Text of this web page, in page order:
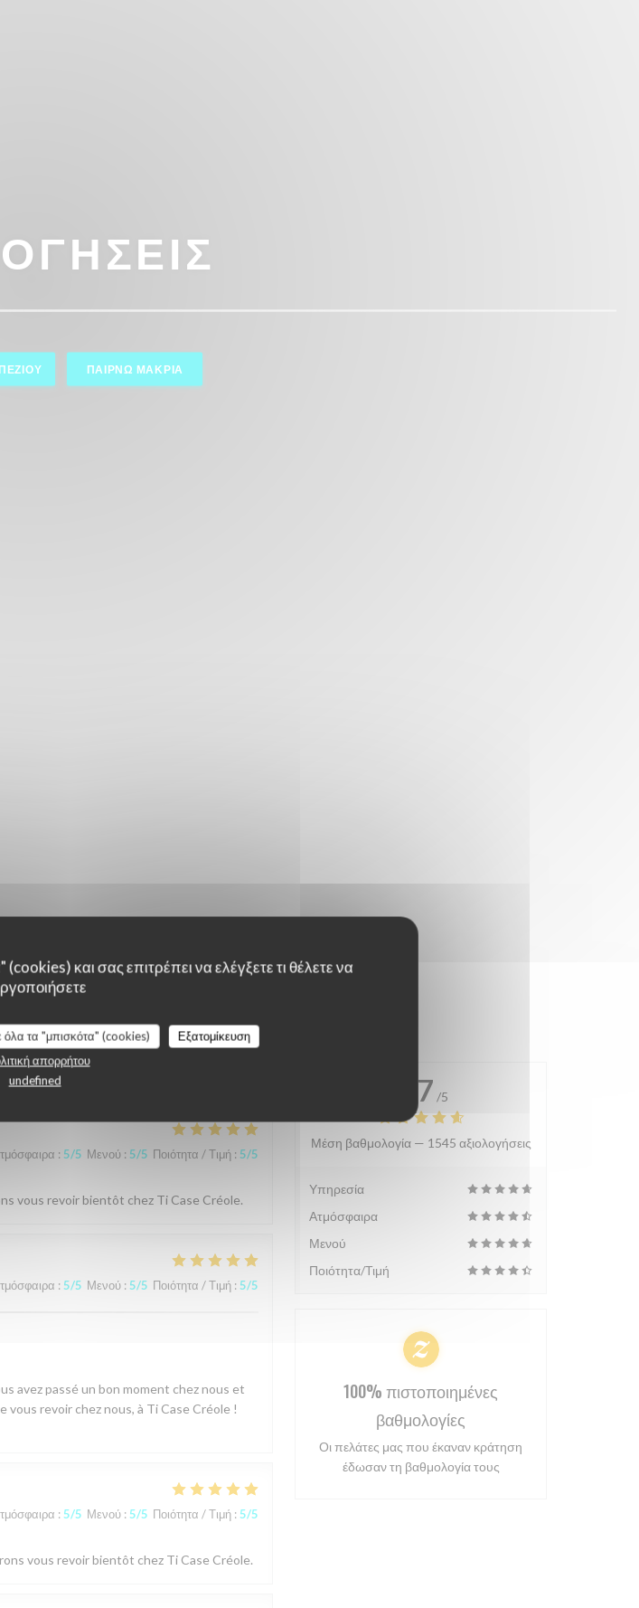
και σας επιτρέπει να ελέγξετε τι θέλετε να
όλα τα "μπισκότα" (cookies)
Εξατομίκευση
απορρήτου
undefined
ΠΑΊΡΝΩ ΜΑΚΡΙΆ
μας
: 5/5 Μενού : 5/5 Ποιότητα / Τιμή : 5/5
vous revoir bientôt chez Ti Case Créole.
: 5/5 Μενού : 5/5 Ποιότητα / Τιμή : 5/5
avez passé un bon moment chez nous et
revoir chez nous, à Ti Case Créole !
: 5/5 Μενού : 5/5 Ποιότητα / Τιμή : 5/5
vous revoir bientôt chez Ti Case Créole.
4.7 /5
Μέση βαθμολογία — 1545 αξιολογήσεις
Υπηρεσία
Ατμόσφαιρα
Μενού
Ποιότητα/Τιμή
100% πιστοποιημένες
βαθμολογίες
Οι πελάτες μας που έκαναν κράτηση
έδωσαν τη βαθμολογία τους